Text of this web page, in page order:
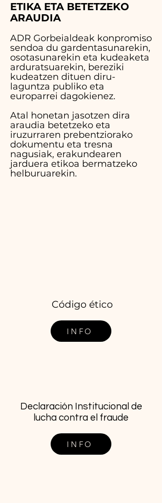
ETIKA ETA BETETZEKO
ARAUDIA
ADR Gorbeialdeak konpromiso
sendoa du gardentasunarekin,
osotasunarekin eta kudeaketa
arduratsuarekin, bereziki
kudeatzen dituen diru-
laguntza publiko eta
europarrei dagokienez.
Atal honetan jasotzen dira
araudia betetzeko eta
iruzurraren prebentziorako
dokumentu eta tresna
nagusiak, erakundearen
jarduera etikoa bermatzeko
helburuarekin.
Código ético
INFO
Declaración Institucional de
lucha contra el fraude
INFO